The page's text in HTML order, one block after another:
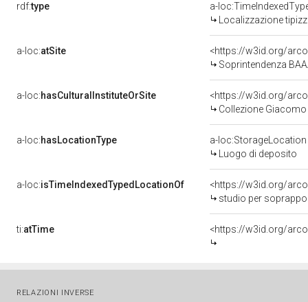
rdf:type
a-
Localizzazione
a-loc:atSite
<https://w3id.org/
Soprintendenza
a-loc:hasCulturalInstituteOrSite
<https://w3id.org/
Collezione
a-loc:hasLocationType
a-loc:StorageLocation
Luogo di deposito
a-loc:isTimeIndexedTypedLocationOf
<https://w3id.org/
studio per soprapporta
ti:atTime <https://w3id.org/
RELAZIONI INVERSE